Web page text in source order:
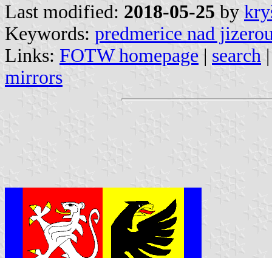
Last modified: 2018-05-25 by
Keywords: predmerice nad
Links: FOTW homepage | search
mirrors